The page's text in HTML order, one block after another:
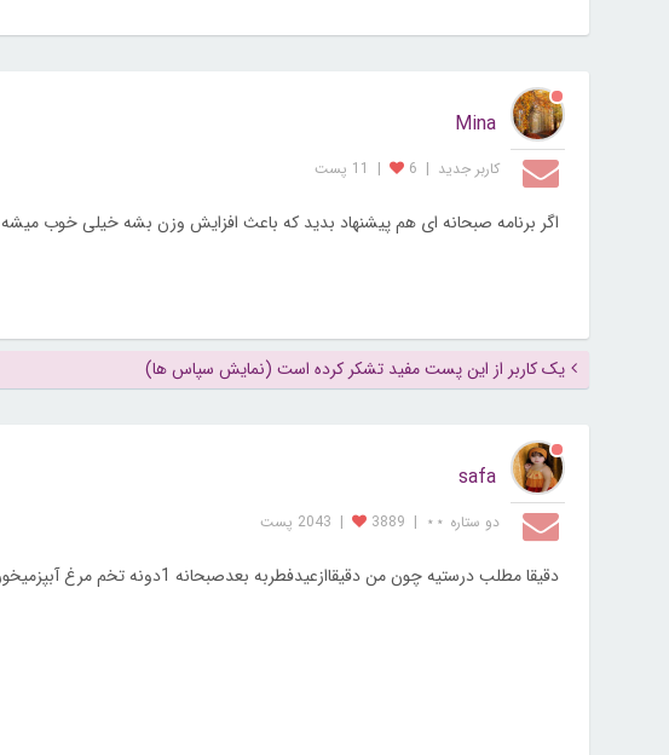
Mina
کاربر جديد |
6
| 11 پست
اگر برنامه صبحانه ای هم پیشنهاد بدید که باعث افزایش وزن بشه خیلی خوب میشه
یک کاربر از این پست مفید تشکر کرده است (نمایش سپاس ها)
safa
دو ستاره ⋆⋆ |
3889
| 2043 پست
دقیقا مطلب درستیه چون من دقیقاازعیدفطربه بعدصبحانه 1دونه تخم مرغ آبپزمیخورم وتاثیرشودیدم